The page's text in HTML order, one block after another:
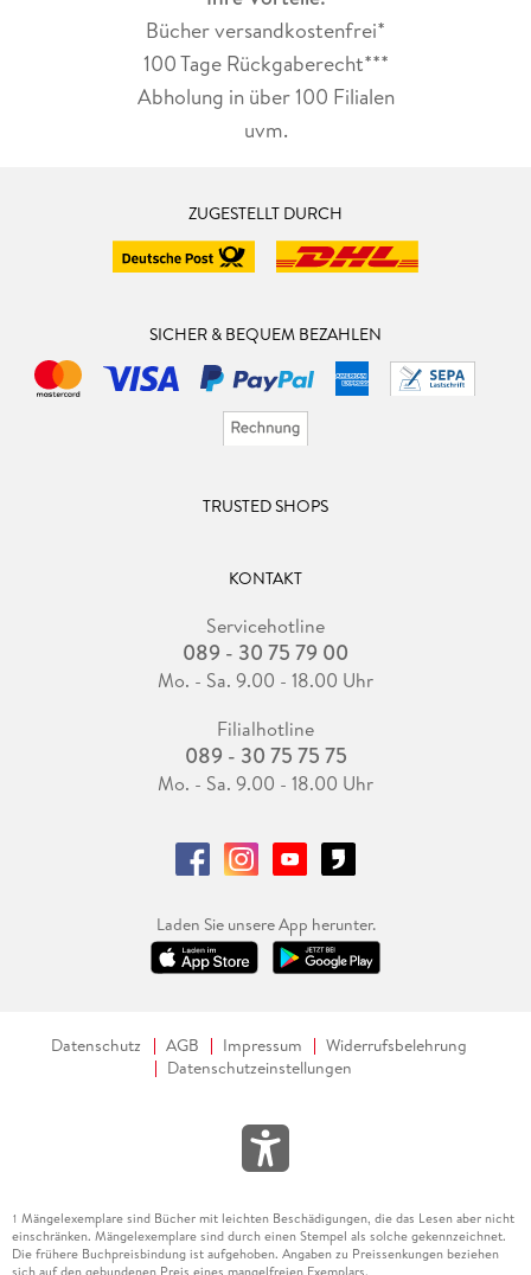
Bücher versandkostenfrei*
100 Tage Rückgaberecht***
Abholung in über 100 Filialen
uvm.
ZUGESTELLT DURCH
SICHER & BEQUEM BEZAHLEN
TRUSTED SHOPS
KONTAKT
Servicehotline
089 - 30 75 79 00
Mo. - Sa. 9.00 - 18.00 Uhr
Filialhotline
089 - 30 75 75 75
Mo. - Sa. 9.00 - 18.00 Uhr
Laden Sie unsere App herunter.
Datenschutz AGB Impressum
Widerrufsbelehrung
Datenschutzeinstellungen
1 Mängelexemplare sind Bücher mit leichten Beschädigungen, die das Lesen aber nicht
einschränken. Mängelexemplare sind durch einen Stempel als solche gekennzeichnet.
Die frühere Buchpreisbindung ist aufgehoben. Angaben zu Preissenkungen beziehen